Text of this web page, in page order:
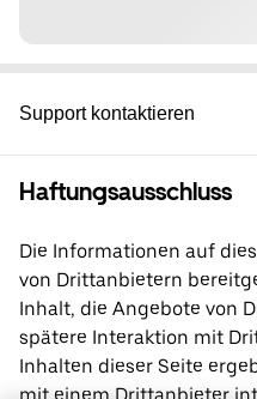
Support kontaktieren
Haftungsausschluss
Die Informationen auf
von Drittanbietern
Inhalt, die Angebote von
spätere Interaktion mit
Inhalten dieser Seite